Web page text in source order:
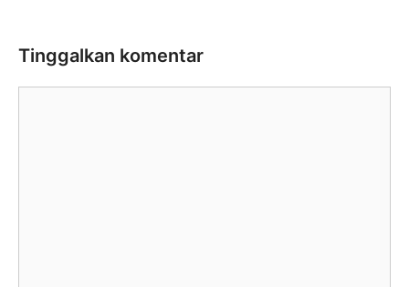
Tinggalkan komentar